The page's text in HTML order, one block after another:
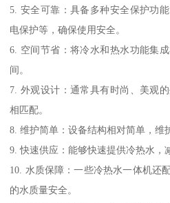
5. 安全可靠：具备多种安全保护功
电保护等，确保使用安全。
6. 空间节省：将冷水和热水功能集
间。
7. 外观设计：通常具有时尚、美观
相匹配。
8. 维护简单：设备结构相对简单，维
9. 快速供应：能够快速提供冷热水，
10. 水质保障：一些冷热水一体机还
的水质量安全。